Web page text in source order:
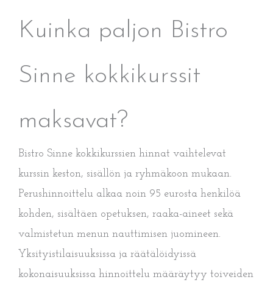
Kuinka paljon Bistro
Sinne kokkikurssit
maksavat?
Bistro Sinne kokkikurssien hinnat vaihtelevat
kurssin keston, sisällön ja ryhmäkoon mukaan.
Perushinnoittelu alkaa noin 95 eurosta henkilöä
kohden, sisältäen opetuksen, raaka-aineet sekä
valmistetun menun nauttimisen juomineen.
Yksityistilaisuuksissa ja räätälöidyissä
kokonaisuuksissa hinnoittelu määräytyy toiveiden